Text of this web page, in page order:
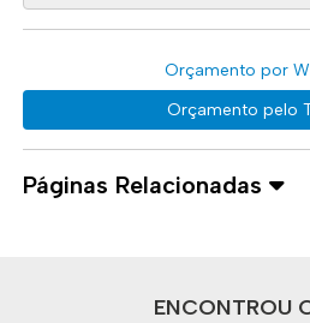
Orçamento por
Orçamento pelo
Páginas Relacionadas
ENCONTROU